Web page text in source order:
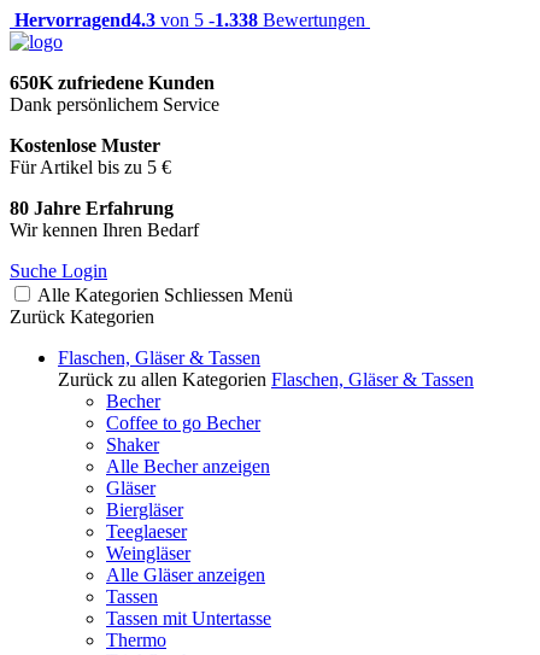
Hervorragend4.3 von 5 -1.338 Bewertungen
650K zufriedene Kunden
Dank persönlichem Service
Kostenlose Muster
Für Artikel bis zu 5 €
80 Jahre Erfahrung
Wir kennen Ihren Bedarf
Suche Login
Alle Kategorien Schliessen Menü
Zurück Kategorien
Flaschen, Gläser & Tassen
Zurück zu allen Kategorien Flaschen, Gläser & Tassen
Becher
Coffee to go Becher
Shaker
Alle Becher anzeigen
Gläser
Biergläser
Teeglaeser
Weingläser
Alle Gläser anzeigen
Tassen
Tassen mit Untertasse
Thermo